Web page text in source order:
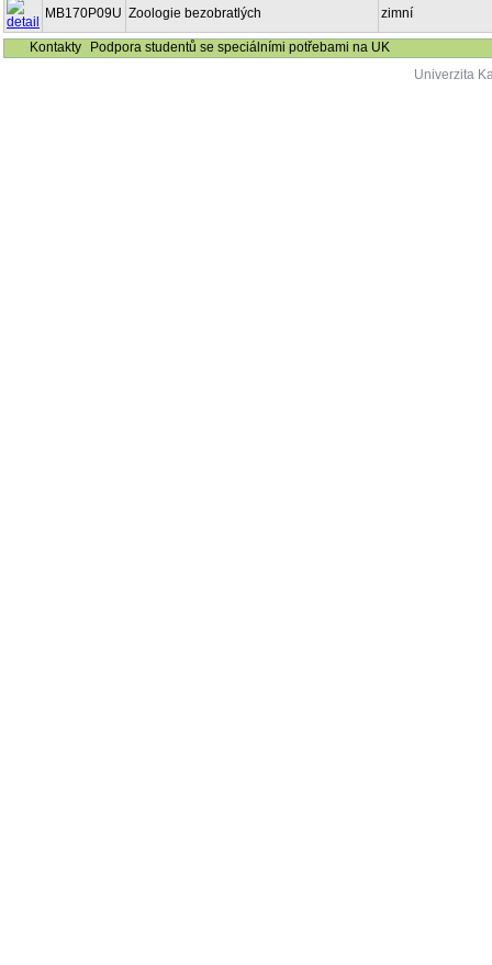
MB170P09U Zoologie bezobratlých zimní
Kontakty
Podpora studentů se speciálními potřebami na UK
Univerzita